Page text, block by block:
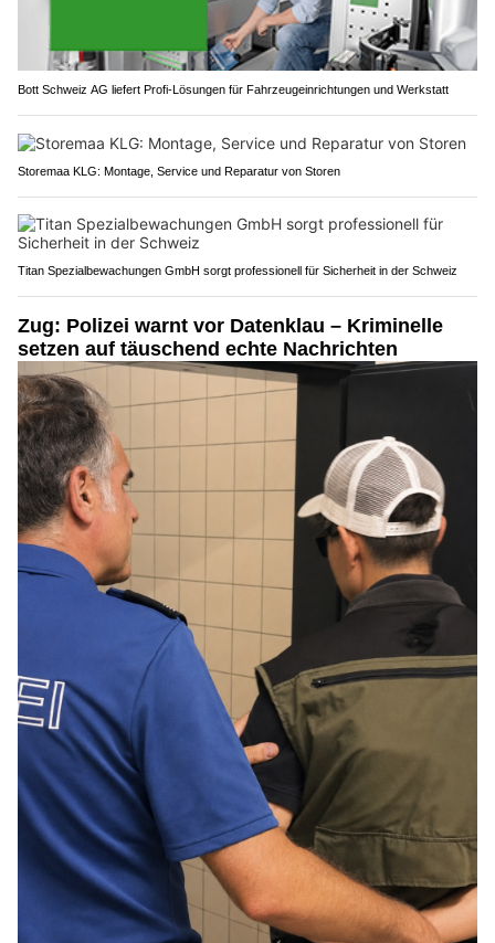
Bott Schweiz AG liefert Profi-Lösungen für Fahrzeugeinrichtungen und Werkstatt
Storemaa KLG: Montage, Service und Reparatur von Storen
Titan Spezialbewachungen GmbH sorgt professionell für Sicherheit in der Schweiz
Zug: Polizei warnt vor Datenklau – Kriminelle
setzen auf täuschend echte Nachrichten